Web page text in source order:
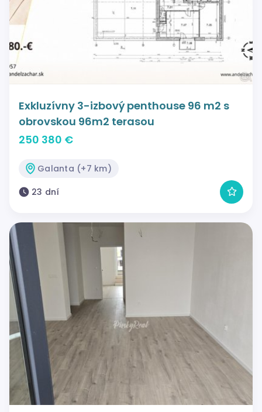
Exkluzívny 3-izbový penthouse 96 m2 s
obrovskou 96m2 terasou
250 380 €
Galanta (+7 km)
23 dní